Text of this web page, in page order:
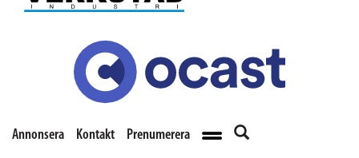
Annonsera Kontakt Prenumerera